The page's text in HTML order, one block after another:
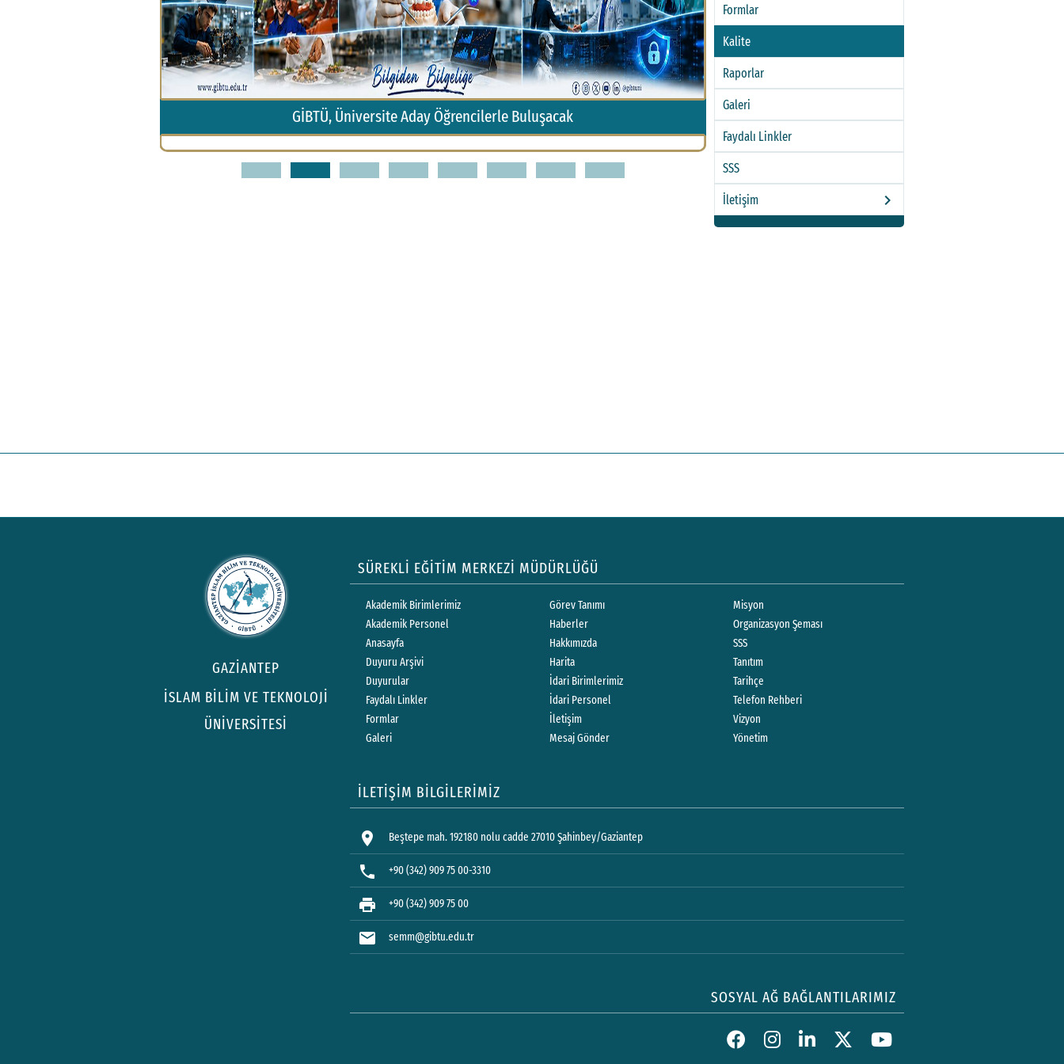
GİBTÜ, Üniversite Aday Öğrencilerle Buluşacak Birlik ve Beraberliğin 10. Yılı: Rektörümüz Prof. Dr.
1 2 3 4 5 6 7 8
Formlar
Kalite
Raporlar
Galeri
Faydalı Linkler
SSS
İletişim keyboard_arrow_right
GAZİANTEP
İSLAM BİLİM VE TEKNOLOJİ
ÜNİVERSİTESİ
SÜREKLİ EĞİTİM MERKEZİ MÜDÜRLÜĞÜ
Akademik Birimlerimiz
Akademik Personel
Anasayfa
Duyuru Arşivi
Duyurular
Faydalı Linkler
Formlar
Galeri
Görev Tanımı
Haberler
Hakkımızda
Harita
İdari Birimlerimiz
İdari Personel
İletişim
Mesaj Gönder
Misyon
Organizasyon Şeması
SSS
Tanıtım
Tarihçe
Telefon Rehberi
Vizyon
Yönetim
İLETİŞİM BİLGİLERİMİZ
location_on Beştepe mah. 192180 nolu cadde 27010 Şahinbey/Gaziantep
phone +90 (342) 909 75 00-3310
print +90 (342) 909 75 00
mail semm@gibtu.edu.tr
SOSYAL AĞ BAĞLANTILARIMIZ